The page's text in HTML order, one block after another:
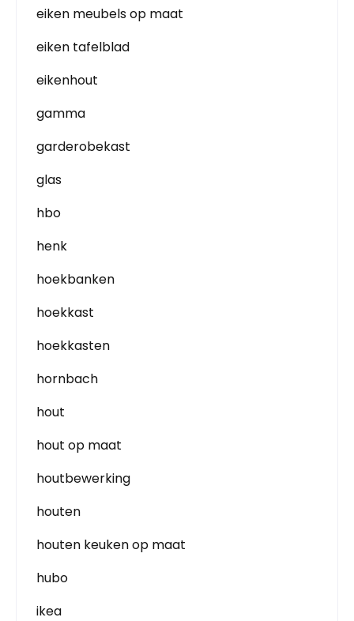
eiken meubels op maat
eiken tafelblad
eikenhout
gamma
garderobekast
glas
hbo
henk
hoekbanken
hoekkast
hoekkasten
hornbach
hout
hout op maat
houtbewerking
houten
houten keuken op maat
hubo
ikea